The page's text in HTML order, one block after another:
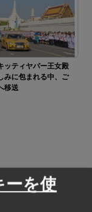
ッティヤパー王女殿
に包まれる中、ご
移送
ーを使